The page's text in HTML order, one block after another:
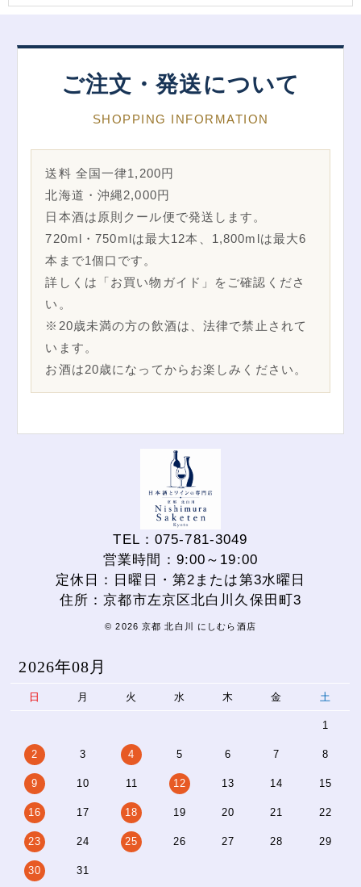
ご注文・発送について
SHOPPING INFORMATION
送料 全国一律1,200円
北海道・沖縄2,000円
日本酒は原則クール便で発送します。
720ml・750mlは最大12本、1,800mlは最大6
本まで1個口です。
詳しくは「お買い物ガイド」をご確認くださ
い。
※20歳未満の方の飲酒は、法律で禁止されて
います。
お酒は20歳になってからお楽しみください。
TEL：075-781-3049
営業時間：9:00～19:00
定休日：日曜日・第2または第3水曜日
住所：京都市左京区北白川久保田町3
© 2026 京都 北白川 にしむら酒店
2026年08月
日 月 火 水 木 金 土
1
2 3 4 5 6 7 8
9 10 11 12 13 14 15
16 17 18 19 20 21 22
23 24 25 26 27 28 29
30 31